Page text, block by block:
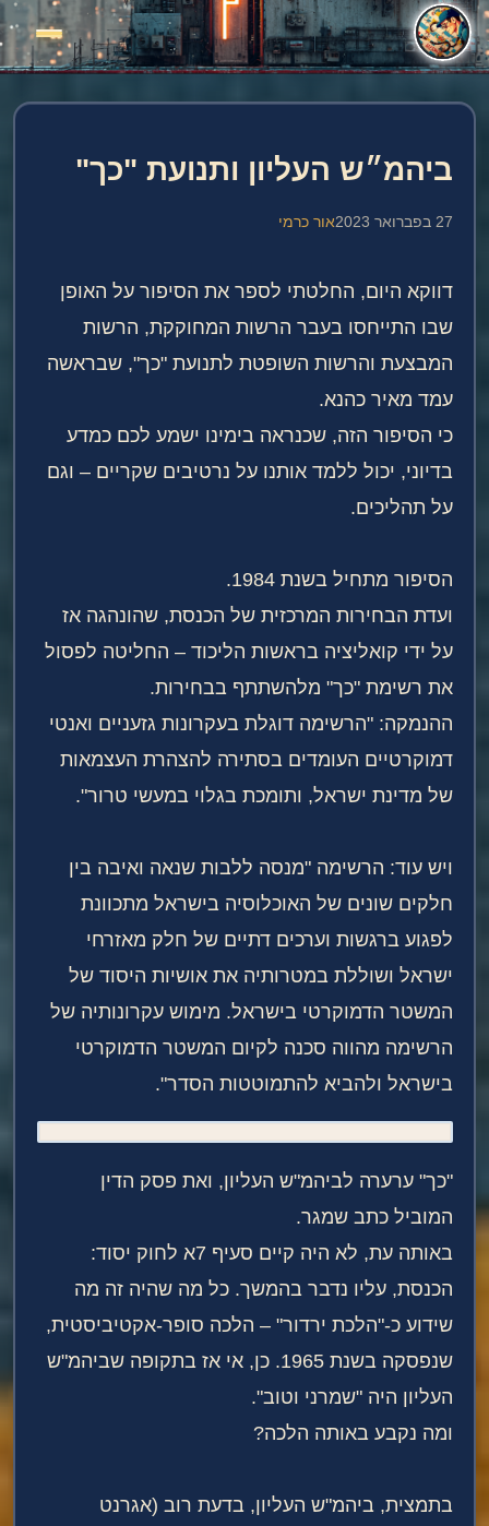
ביהמ״ש העליון ותנועת "כך"
27 בפברואר 2023 אור כרמי
דווקא היום, החלטתי לספר את הסיפור על האופן
שבו התייחסו בעבר הרשות המחוקקת, הרשות
המבצעת והרשות השופטת לתנועת "כך", שבראשה
עמד מאיר כהנא.
כי הסיפור הזה, שכנראה בימינו ישמע לכם כמדע
בדיוני, יכול ללמד אותנו על נרטיבים שקריים – וגם
על תהליכים.
הסיפור מתחיל בשנת 1984.
ועדת הבחירות המרכזית של הכנסת, שהונהגה אז
על ידי קואליציה בראשות הליכוד – החליטה לפסול
את רשימת "כך" מלהשתתף בבחירות.
ההנמקה: "הרשימה דוגלת בעקרונות גזעניים ואנטי
דמוקרטיים העומדים בסתירה להצהרת העצמאות
של מדינת ישראל, ותומכת בגלוי במעשי טרור".
ויש עוד: הרשימה "מנסה ללבות שנאה ואיבה בין
חלקים שונים של האוכלוסיה בישראל מתכוונת
לפגוע ברגשות וערכים דתיים של חלק מאזרחי
ישראל ושוללת במטרותיה את אושיות היסוד של
המשטר הדמוקרטי בישראל. מימוש עקרונותיה של
הרשימה מהווה סכנה לקיום המשטר הדמוקרטי
בישראל ולהביא להתמוטטות הסדר".
"כך" ערערה לביהמ"ש העליון, ואת פסק הדין
המוביל כתב שמגר.
באותה עת, לא היה קיים סעיף 7א לחוק יסוד:
הכנסת, עליו נדבר בהמשך. כל מה שהיה זה מה
שידוע כ-"הלכת ירדור" – הלכה סופר-אקטיביסטית,
שנפסקה בשנת 1965. כן, אי אז בתקופה שביהמ"ש
העליון היה "שמרני וטוב".
ומה נקבע באותה הלכה?
בתמצית, ביהמ"ש העליון, בדעת רוב (אגרנט